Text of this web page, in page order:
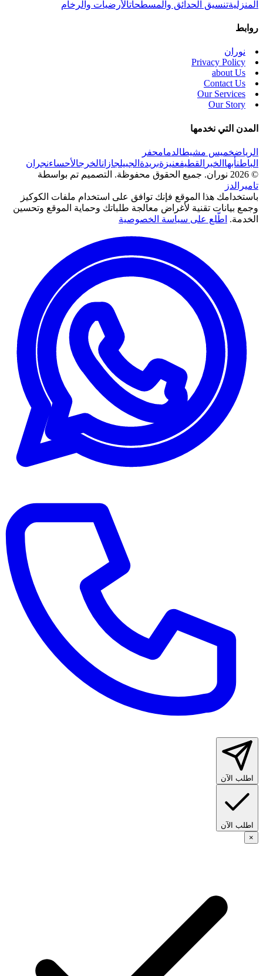
المنزليةتنسيق الحدائق والمسطحاتالأرضيات والرخام
روابط
نوران
Privacy Policy
about Us
Contact Us
Our Services
Our Story
المدن التي نخدمها
الرياضخميس مشيطالدمامحفر
الباطنأبها الخبر القطيفعنيزةبريدة الجبيلجازانالخرجالأحساءنجران
© 2026 نوران. جميع الحقوق محفوظة.
التصميم تم بواسطة
تاميرالدز
باستخدامك هذا الموقع فإنك توافق على استخدام ملفات الكوكيز
وجمع بيانات تقنية لأغراض معالجة طلباتك وحماية الموقع وتحسين
الخدمة. اطّلع على سياسة الخصوصية
اطلب الآن
اطلب الآن
×